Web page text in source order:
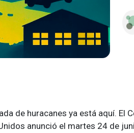
de huracanes ya está aquí. El
anunció el martes 24 de